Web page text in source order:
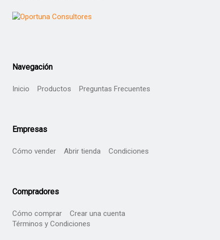
Navegación
Inicio Productos Preguntas Frecuentes
Empresas
Cómo vender Abrir tienda Condiciones
Compradores
Cómo comprar
Crear una cuenta
Términos y Condiciones